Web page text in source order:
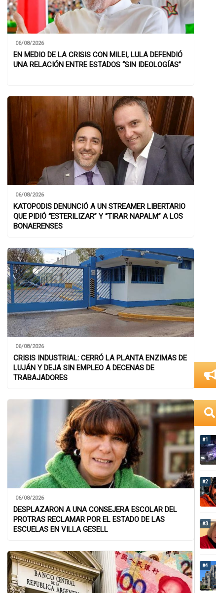
06/08/2026
EN MEDIO DE LA CRISIS CON MILEI, LULA DEFENDIÓ
UNA RELACIÓN ENTRE ESTADOS “SIN IDEOLOGÍAS”
06/08/2026
KATOPODIS DENUNCIÓ A UN STREAMER LIBERTARIO
QUE PIDIÓ “ESTERILIZAR” Y “TIRAR NAPALM” A LOS
BONAERENSES
06/08/2026
CRISIS INDUSTRIAL: CERRÓ LA PLANTA ENZIMAS DE
LUJÁN Y DEJA SIN EMPLEO A DECENAS DE
TRABAJADORES
06/08/2026
DESPLAZARON A UNA CONSEJERA ESCOLAR DEL
PROTRAS RECLAMAR POR EL ESTADO DE LAS
ESCUELAS EN VILLA GESELL
#1
#2
#3
#4